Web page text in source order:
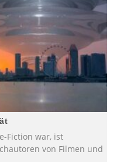
Fiction war, ist
von Filmen und